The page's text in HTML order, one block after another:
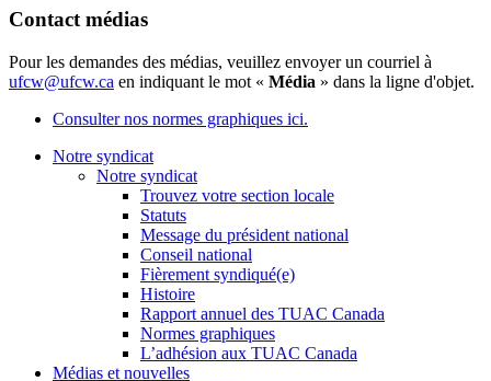
Contact médias
Pour les demandes des médias, veuillez envoyer un courriel à
ufcw@ufcw.ca en indiquant le mot « Média » dans la ligne d'objet.
Consulter nos normes graphiques ici.
Notre syndicat
Notre syndicat
Trouvez votre section locale
Statuts
Message du président national
Conseil national
Fièrement syndiqué(e)
Histoire
Rapport annuel des TUAC Canada
Normes graphiques
L’adhésion aux TUAC Canada
Médias et nouvelles